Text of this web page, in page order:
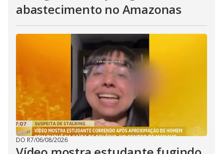
abastecimento no Amazonas
DO R7/06/08/2026